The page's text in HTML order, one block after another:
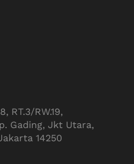
RT.3/RW.19,
Gading, Jkt Utara,
14250